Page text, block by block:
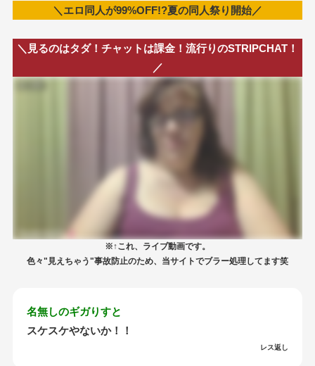
＼エロ同人が99%OFF!?夏の同人祭り開始／
＼見るのはタダ！チャットは課金！流行りのSTRIPCHAT！
／
※↑これ、ライブ動画です。
色々"見えちゃう"事故防止のため、当サイトでブラー処理してます笑
名無しのギガりすと
スケスケやないか！！
レス返し